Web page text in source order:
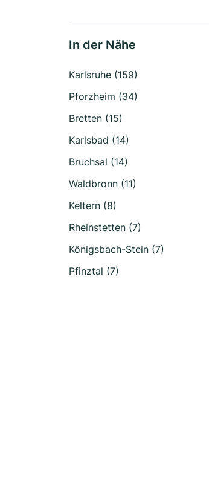
In der Nähe
Karlsruhe (159)
Pforzheim (34)
Bretten (15)
Karlsbad (14)
Bruchsal (14)
Waldbronn (11)
Keltern (8)
Rheinstetten (7)
Königsbach-Stein (7)
Pfinztal (7)